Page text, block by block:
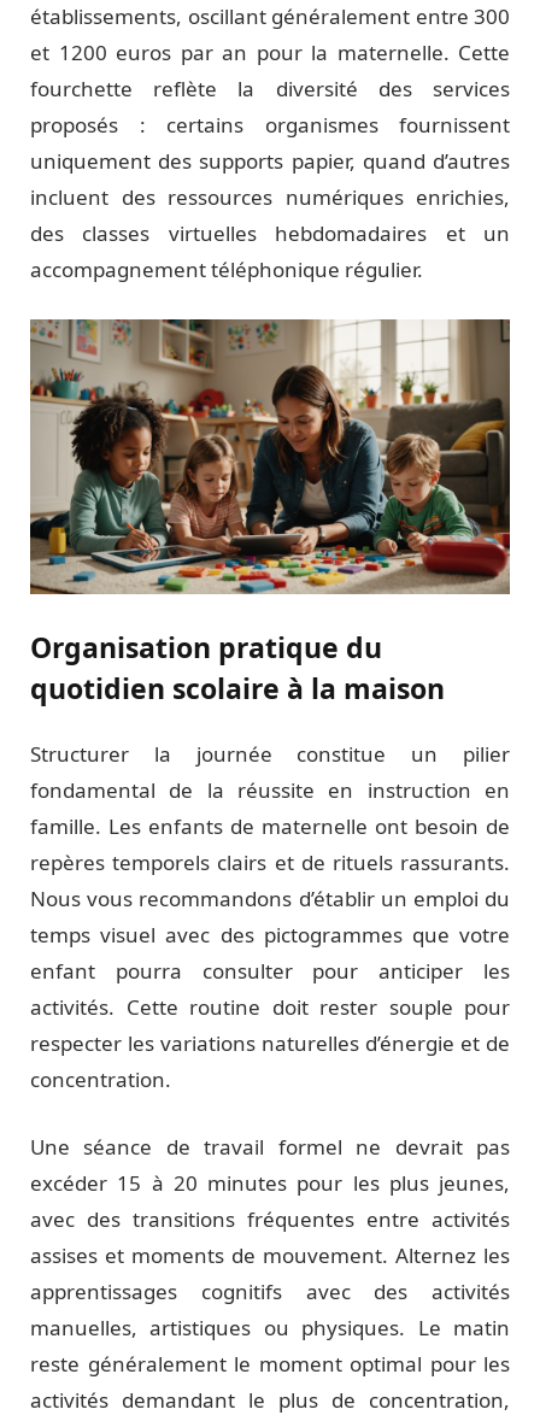
établissements, oscillant généralement entre 300
et 1200 euros par an pour la maternelle. Cette
fourchette reflète la diversité des services
proposés : certains organismes fournissent
uniquement des supports papier, quand d’autres
incluent des ressources numériques enrichies,
des classes virtuelles hebdomadaires et un
accompagnement téléphonique régulier.
Organisation pratique du
quotidien scolaire à la maison
Structurer la journée constitue un pilier
fondamental de la réussite en instruction en
famille. Les enfants de maternelle ont besoin de
repères temporels clairs et de rituels rassurants.
Nous vous recommandons d’établir un emploi du
temps visuel avec des pictogrammes que votre
enfant pourra consulter pour anticiper les
activités. Cette routine doit rester souple pour
respecter les variations naturelles d’énergie et de
concentration.
Une séance de travail formel ne devrait pas
excéder 15 à 20 minutes pour les plus jeunes,
avec des transitions fréquentes entre activités
assises et moments de mouvement. Alternez les
apprentissages cognitifs avec des activités
manuelles, artistiques ou physiques. Le matin
reste généralement le moment optimal pour les
activités demandant le plus de concentration,